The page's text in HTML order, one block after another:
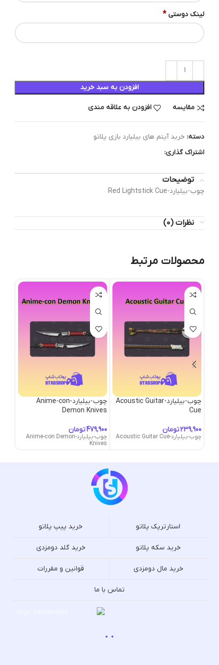
لینک دوستی *
افزودن به سبد خرید
مقایسه افزودن به علاقه مندی
دسته: خرید آیتم های بیلیارد بازی پلاتو
اشتراک گذاری:
توضیحات
چوب-بیلیارد-Red Lightstick Cue
نظرات (0)
محصولات مرتبط
چوب-بیلیارد-Acoustic Guitar
Cue
تومان
چوب-بیلیارد-Acoustic Guitar Cue
چوب-بیلیارد-Anime-con
Demon Knives
تومان
چوب-بیلیارد-Anime-con Demon
Knives
استارترپک پلاتو خرید پیپ پلاتو
خرید سکه پلاتو خرید گلد دومزدی
خرید مال دومزدی قوانین و مقررات
تماس با ما